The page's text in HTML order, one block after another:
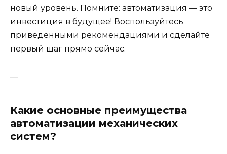
новый уровень. Помните: автоматизация — это
инвестиция в будущее! Воспользуйтесь
приведенными рекомендациями и сделайте
первый шаг прямо сейчас.
—
Какие основные преимущества
автоматизации механических
систем?